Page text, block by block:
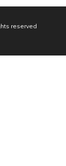
reserved